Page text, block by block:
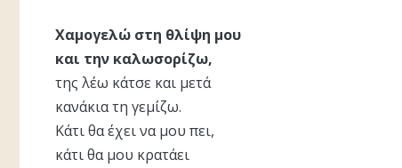
Χαμογελώ στη θλίψη μου
και την καλωσορίζω,
της λέω κάτσε και μετά
κανάκια τη γεμίζω.
Κάτι θα έχει να μου πει,
κάτι θα μου κρατάει